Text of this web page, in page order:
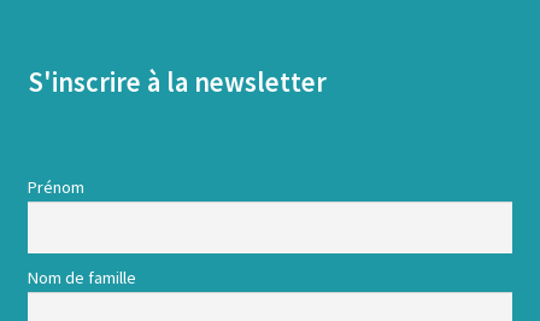
S'inscrire à la newsletter
Prénom
Nom de famille